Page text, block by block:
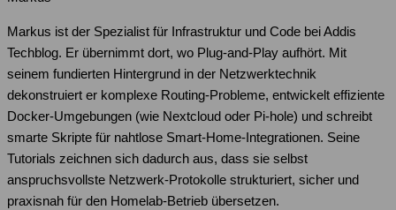
Markus ist der Spezialist für Infrastruktur und Code bei Addis
Techblog. Er übernimmt dort, wo Plug-and-Play aufhört. Mit
seinem fundierten Hintergrund in der Netzwerktechnik
dekonstruiert er komplexe Routing-Probleme, entwickelt effiziente
Docker-Umgebungen (wie Nextcloud oder Pi-hole) und schreibt
smarte Skripte für nahtlose Smart-Home-Integrationen. Seine
Tutorials zeichnen sich dadurch aus, dass sie selbst
anspruchsvollste Netzwerk-Protokolle strukturiert, sicher und
praxisnah für den Homelab-Betrieb übersetzen.